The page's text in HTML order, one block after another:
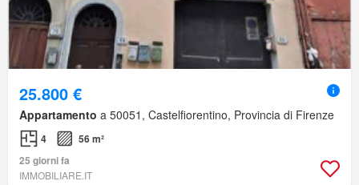
25.800 €
Appartamento a 50051, Castelfiorentino, Provincia di Firenze
4
56 m²
25 giorni fa
IMMOBILIARE.IT